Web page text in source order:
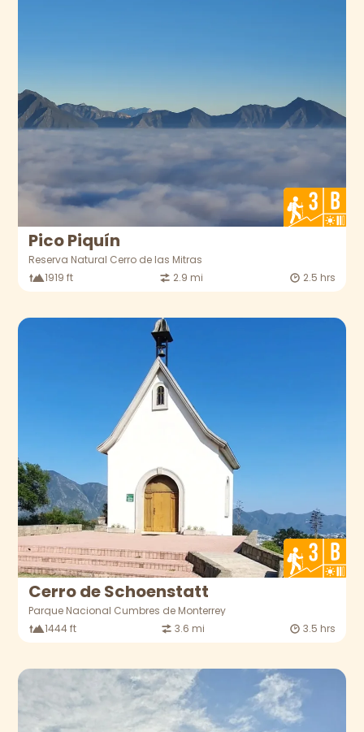
Pico Piquín
Reserva Natural Cerro de las Mitras
1919 ft
2.9 mi 2.5 hrs
Cerro de Schoenstatt
Parque Nacional Cumbres de Monterrey
1444 ft
3.6 mi 3.5 hrs